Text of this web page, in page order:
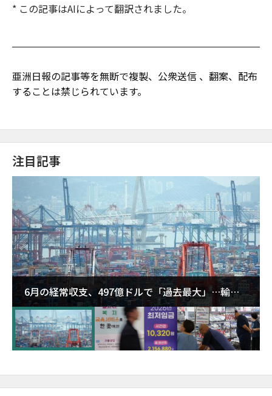
* この記事はAIによって翻訳されました。
亜洲日報の記事等を無断で複製、公衆送信 、翻案、配布
することは禁じられています。
注目記事
6月の経常収支、497億ドルで「過去最大」…輸出
が初の1000億ドル突破